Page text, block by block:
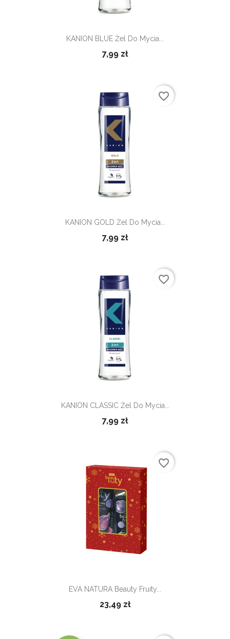
KANION BLUE Żel Do Mycia...
7,99 zł
KANION GOLD Żel Do Mycia...
7,99 zł
favorite_border
KANION CLASSIC Żel Do Mycia...
7,99 zł
favorite_border
EVA NATURA Beauty Fruity...
23,49 zł
favorite_border